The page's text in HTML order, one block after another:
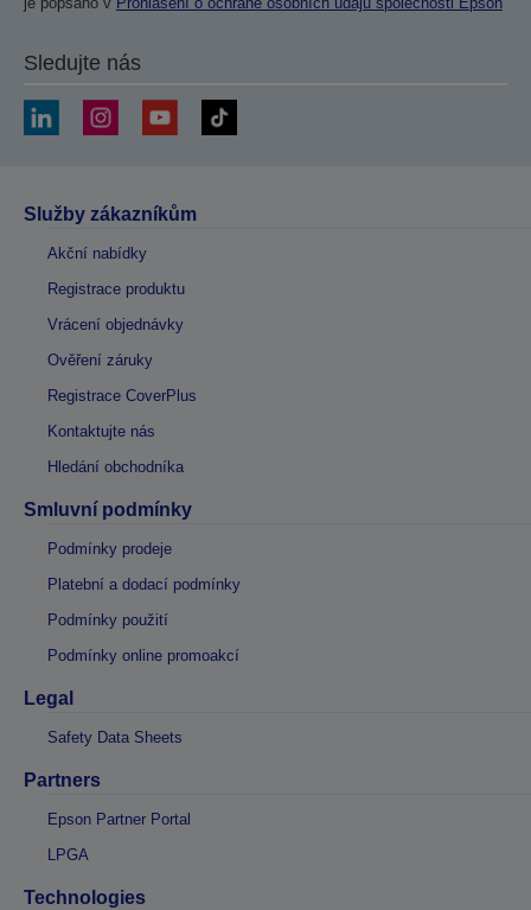
Sledujte nás
Služby zákazníkům
Akční nabídky
Registrace produktu
Vrácení objednávky
Ověření záruky
Registrace CoverPlus
Kontaktujte nás
Hledání obchodníka
Smluvní podmínky
Podmínky prodeje
Platební a dodací podmínky
Podmínky použití
Podmínky online promoakcí
Legal
Safety Data Sheets
Partners
Epson Partner Portal
LPGA
Technologies